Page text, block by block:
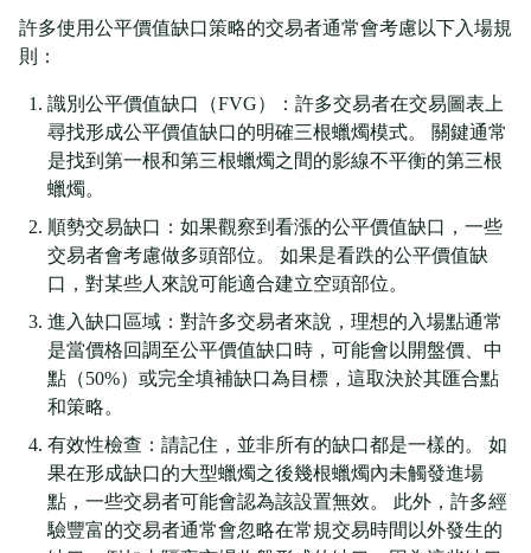
許多使用公平價值缺口策略的交易者通常會考慮以下入場規
則：
識別公平價值缺口（FVG）：許多交易者在交易圖表上
尋找形成公平價值缺口的明確三根蠟燭模式。 關鍵通常
是找到第一根和第三根蠟燭之間的影線不平衡的第三根
蠟燭。
順勢交易缺口：如果觀察到看漲的公平價值缺口，一些
交易者會考慮做多頭部位。 如果是看跌的公平價值缺
口，對某些人來說可能適合建立空頭部位。
進入缺口區域：對許多交易者來說，理想的入場點通常
是當價格回調至公平價值缺口時，可能會以開盤價、中
點（50%）或完全填補缺口為目標，這取決於其匯合點
和策略。
有效性檢查：請記住，並非所有的缺口都是一樣的。 如
果在形成缺口的大型蠟燭之後幾根蠟燭內未觸發進場
點，一些交易者可能會認為該設置無效。 此外，許多經
驗豐富的交易者通常會忽略在常規交易時間以外發生的